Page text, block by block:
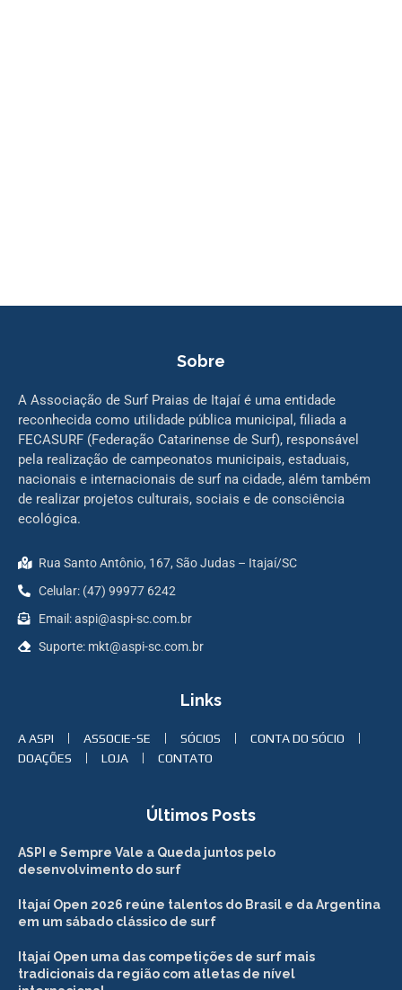
Sobre
A Associação de Surf Praias de Itajaí é uma entidade
reconhecida como utilidade pública municipal, filiada a
FECASURF (Federação Catarinense de Surf), responsável
pela realização de campeonatos municipais, estaduais,
nacionais e internacionais de surf na cidade, além também
de realizar projetos culturais, sociais e de consciência
ecológica.
Rua Santo Antônio, 167, São Judas – Itajaí/SC
Celular: (47) 99977 6242
Email: aspi@aspi-sc.com.br
Suporte: mkt@aspi-sc.com.br
Links
A ASPI ASSOCIE-SE SÓCIOS
CONTA DO SÓCIO
DOAÇÕES
LOJA CONTATO
Últimos Posts
ASPI e Sempre Vale a Queda juntos pelo
desenvolvimento do surf
Itajaí Open 2026 reúne talentos do Brasil e da Argentina
em um sábado clássico de surf
Itajaí Open uma das competições de surf mais
tradicionais da região com atletas de nível